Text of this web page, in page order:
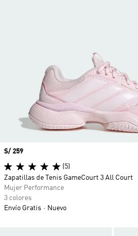
Precio
S/ 259
(5)
Zapatillas de Tenis GameCourt 3 All Court
Mujer Performance
3 colores
Envío Gratis
Nuevo